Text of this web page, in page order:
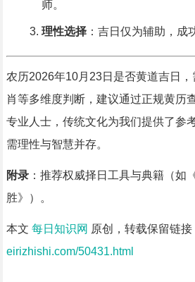
师。
理性选择：吉日仅为辅助，成
农历2026年10月23日是否黄道吉日
肖等多维度判断，建议通过正规黄历
专业人士，传统文化为我们提供了参
需理性与智慧并存。
附录：推荐权威择日工具与典籍（如
胜》）。
本文 每日知识网 原创，转载保留链接
eirizhishi.com/50431.html